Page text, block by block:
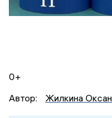
0+
Автор:
Жилкина